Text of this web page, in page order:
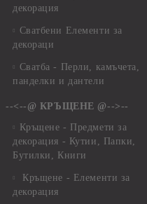
декорация
Сватбени Елементи за
декораци
Сватба - Перли, камъчета,
панделки и дантели
--<--@ КРЪЩЕНЕ @-->--
Кръщене - Предмети за
декорация - Кутии, Папки,
Бутилки, Книги
Кръщене - Елементи за
декорация